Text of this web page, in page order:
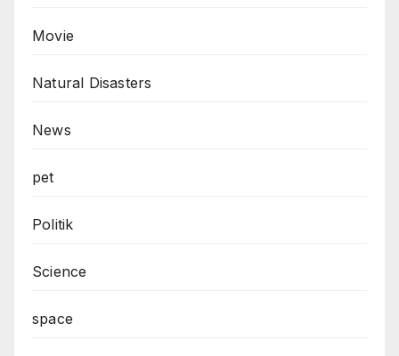
Movie
Natural Disasters
News
pet
Politik
Science
space